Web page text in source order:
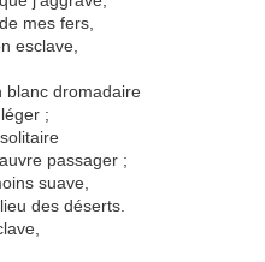
mes fers,
esclave,
blanc dromadaire
;
passager ;
suave,
des déserts.